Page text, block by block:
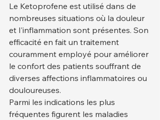
Le Ketoprofene est utilisé dans de
nombreuses situations où la douleur
et l'inflammation sont présentes. Son
efficacité en fait un traitement
couramment employé pour améliorer
le confort des patients souffrant de
diverses affections inflammatoires ou
douloureuses.
Parmi les indications les plus
fréquentes figurent les maladies